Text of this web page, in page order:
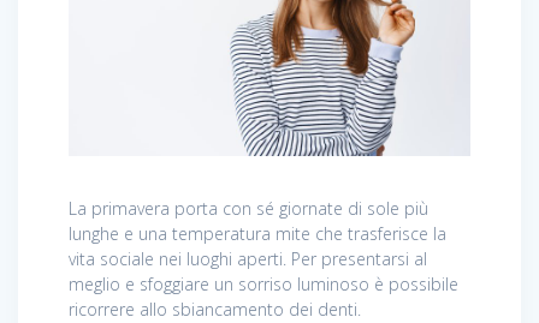
La primavera porta con sé giornate di sole più
lunghe e una temperatura mite che trasferisce la
vita sociale nei luoghi aperti. Per presentarsi al
meglio e sfoggiare un sorriso luminoso è possibile
ricorrere allo sbiancamento dei denti.